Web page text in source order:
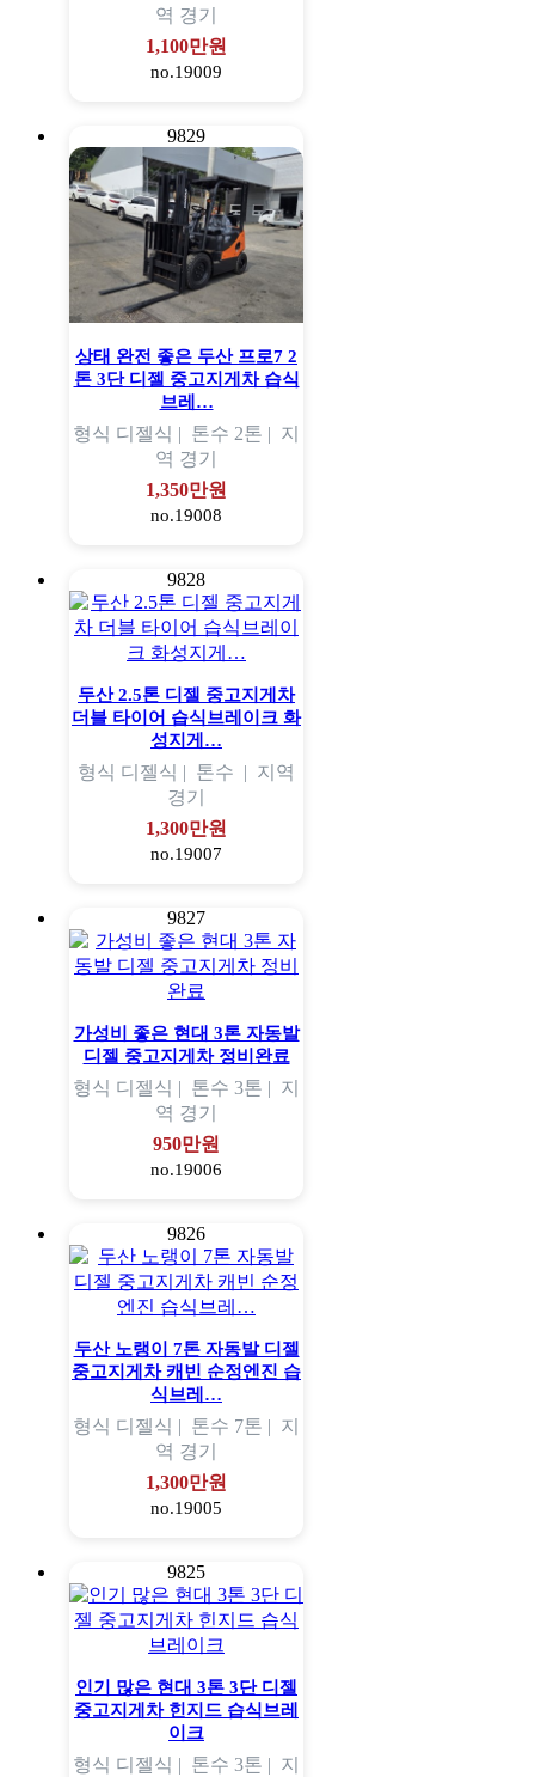
역 경기
1,100만원
no.19009
9829
상태 완전 좋은 두산 프로7 2
톤 3단 디젤 중고지게차 습식
브레…
형식 디젤식 | 톤수 2톤 | 지
역 경기
1,350만원
no.19008
9828
두산 2.5톤 디젤 중고지게차
더블 타이어 습식브레이크 화
성지게…
형식 디젤식 | 톤수 | 지역
경기
1,300만원
no.19007
9827
가성비 좋은 현대 3톤 자동발
디젤 중고지게차 정비완료
형식 디젤식 | 톤수 3톤 | 지
역 경기
950만원
no.19006
9826
두산 노랭이 7톤 자동발 디젤
중고지게차 캐빈 순정엔진 습
식브레…
형식 디젤식 | 톤수 7톤 | 지
역 경기
1,300만원
no.19005
9825
인기 많은 현대 3톤 3단 디젤
중고지게차 힌지드 습식브레
이크
형식 디젤식 | 톤수 3톤 | 지